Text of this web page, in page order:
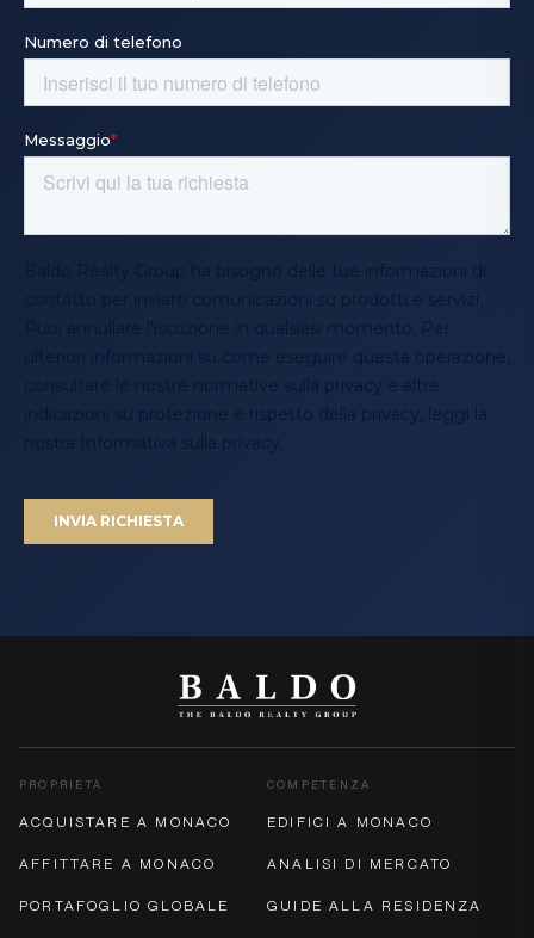
PROPRIETÀ
ACQUISTARE A MONACO
AFFITTARE A MONACO
PORTAFOGLIO GLOBALE
COMPETENZA
EDIFICI A MONACO
ANALISI DI MERCATO
GUIDE ALLA RESIDENZA